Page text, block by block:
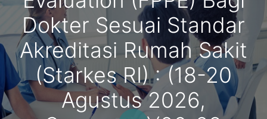
Dokter Sesuai Standar
Akreditasi Rumah Sakit
(Starkes RI) : (18-20
Agustus 2026,